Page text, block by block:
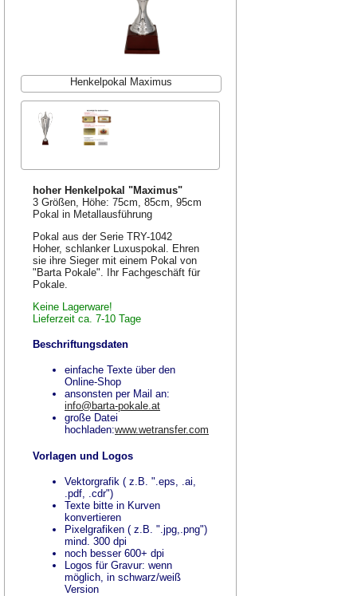
Henkelpokal Maximus
hoher Henkelpokal "Maximus"
3 Größen, Höhe: 75cm, 85cm, 95cm
Pokal in Metallausführung
Pokal aus der Serie TRY-1042
Hoher, schlanker Luxuspokal. Ehren
sie ihre Sieger mit einem Pokal von
"Barta Pokale". Ihr Fachgeschäft für
Pokale.
Keine Lagerware!
Lieferzeit ca. 7-10 Tage
Beschriftungsdaten
einfache Texte über den
Online-Shop
ansonsten per Mail an:
info@barta-pokale.at
große Datei
hochladen:www.wetransfer.com
Vorlagen und Logos
Vektorgrafik ( z.B. ".eps, .ai,
.pdf, .cdr")
Texte bitte in Kurven
konvertieren
Pixelgrafiken ( z.B. ".jpg,.png")
mind. 300 dpi
noch besser 600+ dpi
Logos für Gravur: wenn
möglich, in schwarz/weiß
Version